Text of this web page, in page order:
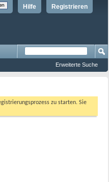
Registrieren
Hilfe
Erweiterte Suche
zu starten. Sie